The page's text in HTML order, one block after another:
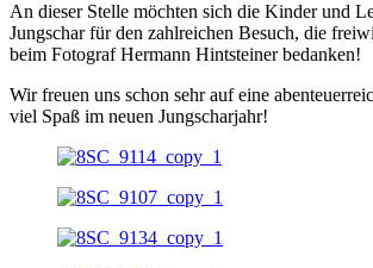
An dieser Stelle möchten sich die Kinder und
Jungschar für den zahlreichen Besuch, die
beim Fotograf Hermann Hintsteiner bedanken!
Wir freuen uns schon sehr auf eine
viel Spaß im neuen Jungscharjahr!